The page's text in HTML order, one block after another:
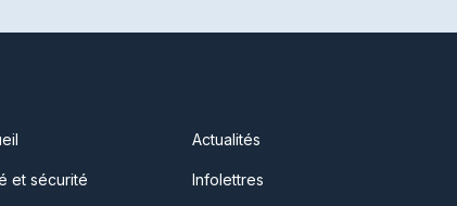
et sécurité
Actualités
Infolettres